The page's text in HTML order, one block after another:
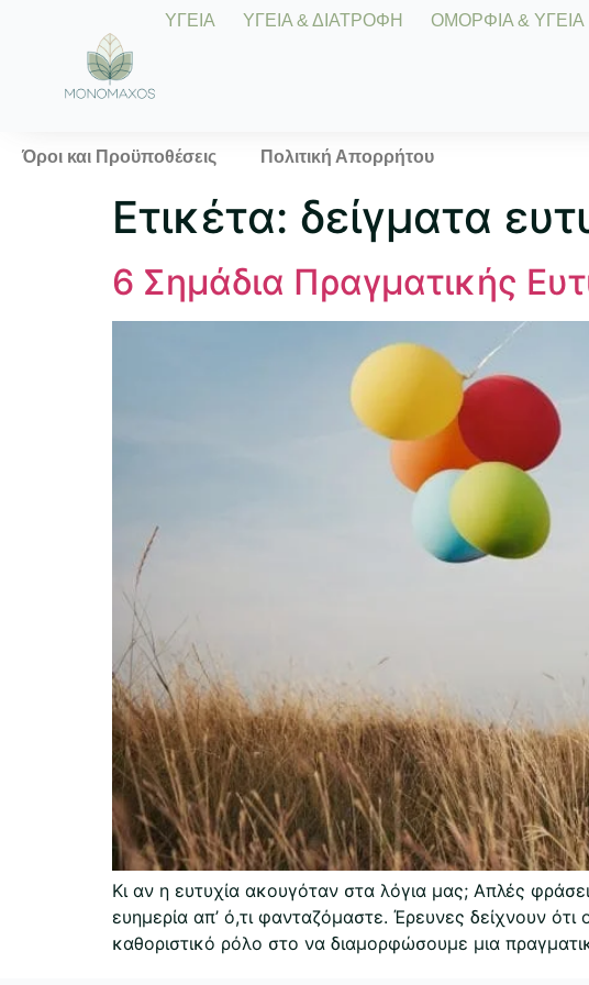
ΥΓΕΙΑ ΥΓΕΙΑ & ΔΙΑΤΡΟΦΗ ΟΜΟΡΦΙΑ & ΥΓΕΙΑ
Όροι και Προϋποθέσεις Πολιτική Απορρήτου
Ετικέτα: δείγματα
6 Σημάδια Πραγματικής
Κι αν η ευτυχία ακουγόταν στα λόγια μας; Απλές
ευημερία απ’ ό,τι φανταζόμαστε. Έρευνες δείχνουν
καθοριστικό ρόλο στο να διαμορφώσουμε μια